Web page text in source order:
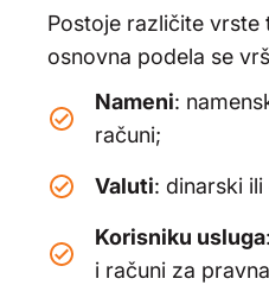
Postoje različite vrste
osnovna podela se
Nameni:
računi;
Valuti: dinarski
Korisniku usluga
i računi za